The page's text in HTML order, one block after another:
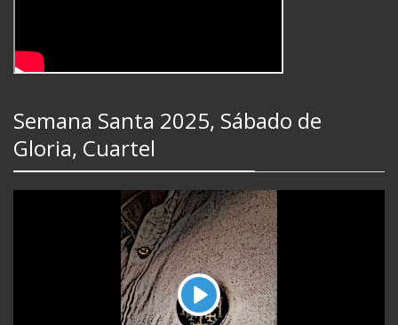
Semana Santa 2025, Sábado de
Gloria, Cuartel
Play